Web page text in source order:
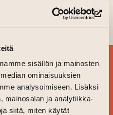
sisällön ja mainosten
ominaisuuksien
analysoimiseen. Lisäksi
mainosalan ja analytiikka-
siitä, miten käytät
MEAT
JA